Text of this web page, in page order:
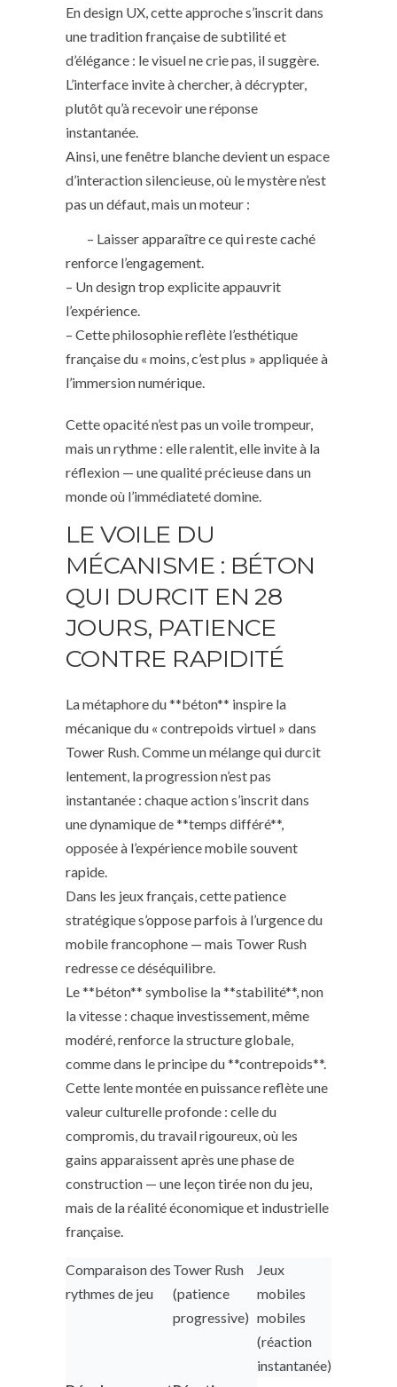
En design UX, cette approche s’inscrit dans
une tradition française de subtilité et
d’élégance : le visuel ne crie pas, il suggère.
L’interface invite à chercher, à décrypter,
plutôt qu’à recevoir une réponse
instantanée.
Ainsi, une fenêtre blanche devient un espace
d’interaction silencieuse, où le mystère n’est
pas un défaut, mais un moteur :
– Laisser apparaître ce qui reste caché
renforce l’engagement.
– Un design trop explicite appauvrit
l’expérience.
– Cette philosophie reflète l’esthétique
française du « moins, c’est plus » appliquée à
l’immersion numérique.
Cette opacité n’est pas un voile trompeur,
mais un rythme : elle ralentit, elle invite à la
réflexion — une qualité précieuse dans un
monde où l’immédiateté domine.
LE VOILE DU
MÉCANISME : BÉTON
QUI DURCIT EN 28
JOURS, PATIENCE
CONTRE RAPIDITÉ
La métaphore du **béton** inspire la
mécanique du « contrepoids virtuel » dans
Tower Rush. Comme un mélange qui durcit
lentement, la progression n’est pas
instantanée : chaque action s’inscrit dans
une dynamique de **temps différé**,
opposée à l’expérience mobile souvent
rapide.
Dans les jeux français, cette patience
stratégique s’oppose parfois à l’urgence du
mobile francophone — mais Tower Rush
redresse ce déséquilibre.
Le **béton** symbolise la **stabilité**, non
la vitesse : chaque investissement, même
modéré, renforce la structure globale,
comme dans le principe du **contrepoids**.
Cette lente montée en puissance reflète une
valeur culturelle profonde : celle du
compromis, du travail rigoureux, où les
gains apparaissent après une phase de
construction — une leçon tirée non du jeu,
mais de la réalité économique et industrielle
française.
Comparaison des
rythmes de jeu
Tower Rush
(patience
progressive)
Jeux
mobiles
mobiles
(réaction
instantanée)